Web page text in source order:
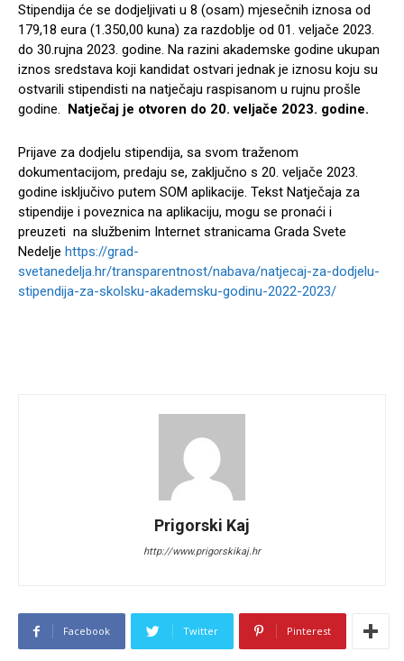
Stipendija će se dodjeljivati u 8 (osam) mjesečnih iznosa od
179,18 eura (1.350,00 kuna) za razdoblje od 01. veljače 2023.
do 30.rujna 2023. godine. Na razini akademske godine ukupan
iznos sredstava koji kandidat ostvari jednak je iznosu koju su
ostvarili stipendisti na natječaju raspisanom u rujnu prošle
godine. Natječaj je otvoren do 20. veljače 2023. godine.
Prijave za dodjelu stipendija, sa svom traženom
dokumentacijom, predaju se, zaključno s 20. veljače 2023.
godine isključivo putem SOM aplikacije. Tekst Natječaja za
stipendije i poveznica na aplikaciju, mogu se pronaći i
preuzeti na službenim Internet stranicama Grada Svete
Nedelje https://grad-
svetanedelja.hr/transparentnost/nabava/natjecaj-za-dodjelu-
stipendija-za-skolsku-akademsku-godinu-2022-2023/
Prigorski Kaj
http://www.prigorskikaj.hr
Facebook Twitter Pinterest